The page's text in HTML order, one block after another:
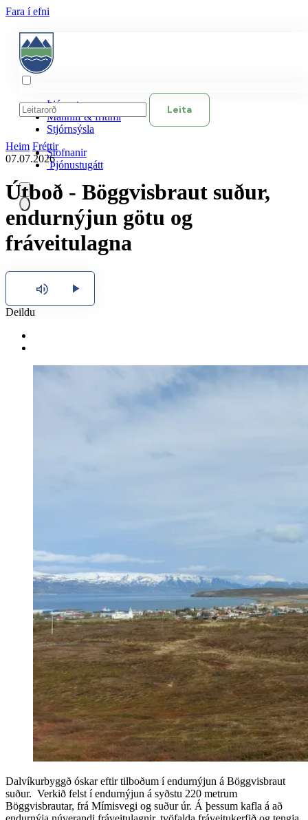
Fara í efni
Þjónusta
Mannlíf & frítími
Stjórnsýsla
Stofnanir
Þjónustugátt
Leita
Heim Fréttir
07.07.2026
Útboð - Böggvisbraut suður,
endurnýjun götu og
fráveitulagna
Hlusta
Deildu
Dalvíkurbyggð óskar eftir tilboðum í endurnýjun á Böggvisbraut
suður. Verkið felst í endurnýjun á syðstu 220 metrum
Böggvisbrautar, frá Mímisvegi og suður úr. Á þessum kafla á að